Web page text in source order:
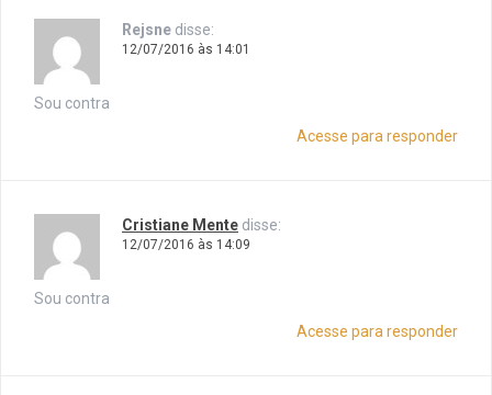
Rejsne disse:
12/07/2016 às 14:01
Sou contra
Acesse para responder
Cristiane Mente disse:
12/07/2016 às 14:09
Sou contra
Acesse para responder